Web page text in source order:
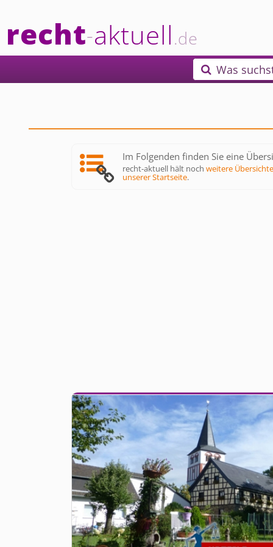
recht-aktuell.de
 Was
Im Folgenden finden Sie eine
recht-aktuell hält nochweitere
unserer Startseite.